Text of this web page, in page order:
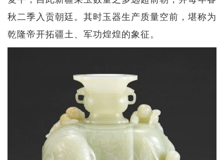
秋二季入贡朝廷。其时玉器生产质量空前，堪称为
乾隆帝开拓疆土、军功煌煌的象征。